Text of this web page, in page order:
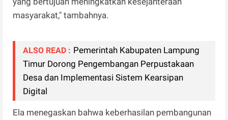
masyarakat," tambahnya.
ALSO READ : Pemerintah Kabupaten Lampung
Timur Dorong Pengembangan Perpustakaan
Desa dan Implementasi Sistem Kearsipan
Digital
Ela menegaskan bahwa keberhasilan pembangunan